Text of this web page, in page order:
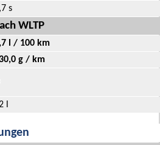
s
WLTP
l / 100 km
g / km
l